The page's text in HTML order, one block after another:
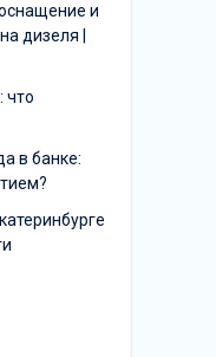
и
дизеля |
что
в банке: